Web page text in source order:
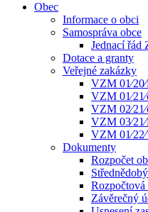
Obec
Informace o obci
Samospráva obce
Jednací řád
Dotace a granty
Veřejné zakázky
VZM
VZM
VZM
VZM
VZM
Dokumenty
Rozpočet
Rozpočtová
Závěrečný